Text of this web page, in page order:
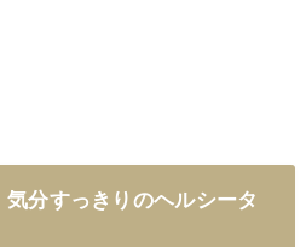
分すっきりのヘルシータ